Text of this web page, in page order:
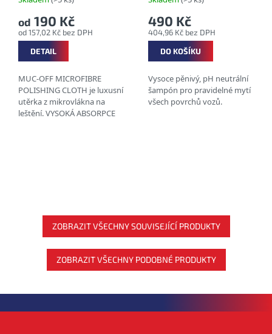
od 157,02 Kč bez DPH
od 190 Kč
DETAIL
MUC-OFF MICROFIBRE
POLISHING CLOTH je luxusní
utěrka z mikrovlákna na
leštění. VYSOKÁ ABSORPCE
404,96 Kč bez DPH
490 Kč
DO KOŠÍKU
Vysoce pěnivý, pH neutrální
šampón pro pravidelné mytí
všech povrchů vozů.
ZOBRAZIT VŠECHNY SOUVISEJÍCÍ PRODUKTY
ZOBRAZIT VŠECHNY PODOBNÉ PRODUKTY